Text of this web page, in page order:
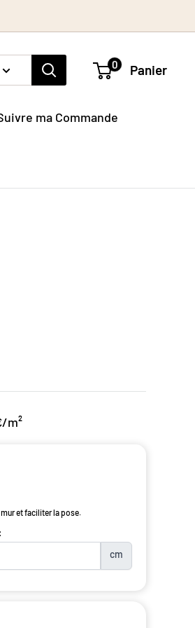
0 Panier
ma Commande
m²
et faciliter la pose.
cm